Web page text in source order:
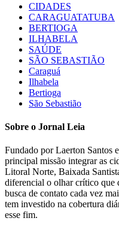
CIDADES
CARAGUATATUBA
BERTIOGA
ILHABELA
SAÚDE
SÃO SEBASTIÃO
Caraguá
Ilhabela
Bertioga
São Sebastião
Sobre o Jornal Leia
Fundado por Laerton Santos
principal missão integrar as
Litoral Norte, Baixada
diferencial o olhar crítico
busca de contato cada vez
tem investido na cobertura
esse fim.